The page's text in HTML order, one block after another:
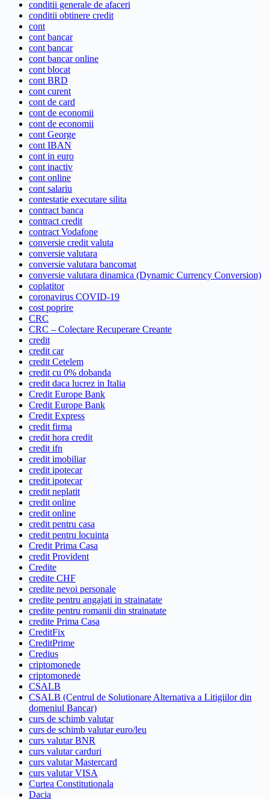
conditii generale de afaceri
conditii obtinere credit
cont
cont bancar
cont bancar
cont bancar online
cont blocat
cont BRD
cont curent
cont de card
cont de economii
cont de economii
cont George
cont IBAN
cont in euro
cont inactiv
cont online
cont salariu
contestatie executare silita
contract banca
contract credit
contract Vodafone
conversie credit valuta
conversie valutara
conversie valutara bancomat
conversie valutara dinamica (Dynamic Currency Conversion)
coplatitor
coronavirus COVID-19
cost poprire
CRC
CRC – Colectare Recuperare Creante
credit
credit car
credit Cetelem
credit cu 0% dobanda
credit daca lucrez in Italia
Credit Europe Bank
Credit Europe Bank
Credit Express
credit firma
credit hora credit
credit ifn
credit imobiliar
credit ipotecar
credit ipotecar
credit neplatit
credit online
credit online
credit pentru casa
credit pentru locuinta
Credit Prima Casa
credit Provident
Credite
credite CHF
credite nevoi personale
credite pentru angajati in strainatate
credite pentru romanii din strainatate
credite Prima Casa
CreditFix
CreditPrime
Credius
criptomonede
criptomonede
CSALB
CSALB (Centrul de Solutionare Alternativa a Litigiilor din
domeniul Bancar)
curs de schimb valutar
curs de schimb valutar euro/leu
curs valutar BNR
curs valutar carduri
curs valutar Mastercard
curs valutar VISA
Curtea Constitutionala
Dacia